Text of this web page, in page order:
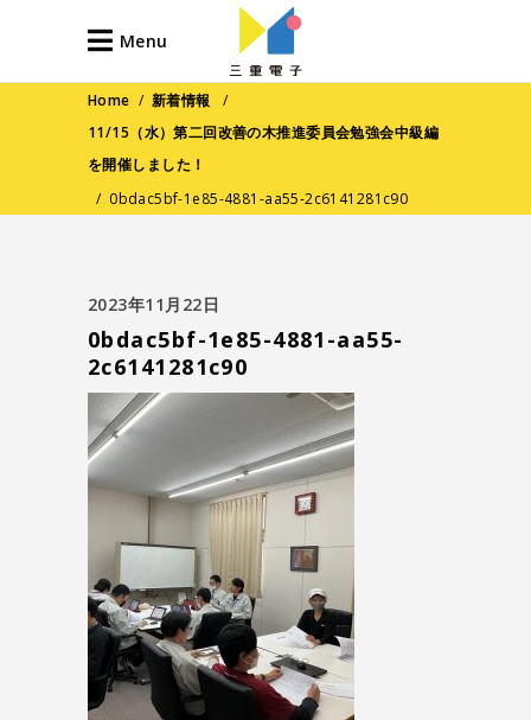
Menu
Home / 新着情報
/
11/15（水）第二回改善の木推進委員会勉強会中級編
を開催しました！
/ 0bdac5bf-1e85-4881-aa55-2c6141281c90
2023年11月22日
0bdac5bf-1e85-4881-aa55-
2c6141281c90